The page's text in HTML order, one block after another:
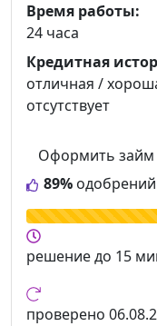
89% одобрений
Оформить займ
Время работы:
24 часа
Кредитная
отличная /
отсутствует
решениедо 15
проверено